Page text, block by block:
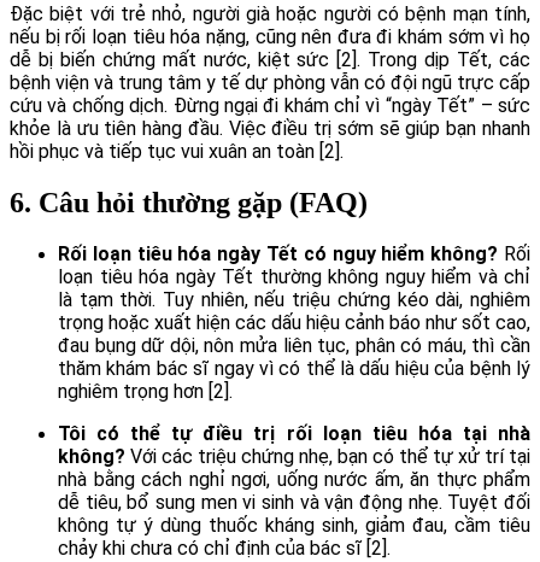
Đặc biệt với trẻ nhỏ, người già hoặc người có bệnh mạn tính,
nếu bị rối loạn tiêu hóa nặng, cũng nên đưa đi khám sớm vì họ
dễ bị biến chứng mất nước, kiệt sức [2]. Trong dịp Tết, các
bệnh viện và trung tâm y tế dự phòng vẫn có đội ngũ trực cấp
cứu và chống dịch. Đừng ngại đi khám chỉ vì “ngày Tết” – sức
khỏe là ưu tiên hàng đầu. Việc điều trị sớm sẽ giúp bạn nhanh
hồi phục và tiếp tục vui xuân an toàn [2].
6. Câu hỏi thường gặp (FAQ)
Rối loạn tiêu hóa ngày Tết có nguy hiểm không? Rối
loạn tiêu hóa ngày Tết thường không nguy hiểm và chỉ
là tạm thời. Tuy nhiên, nếu triệu chứng kéo dài, nghiêm
trọng hoặc xuất hiện các dấu hiệu cảnh báo như sốt cao,
đau bụng dữ dội, nôn mửa liên tục, phân có máu, thì cần
thăm khám bác sĩ ngay vì có thể là dấu hiệu của bệnh lý
nghiêm trọng hơn [2].
Tôi có thể tự điều trị rối loạn tiêu hóa tại nhà
không? Với các triệu chứng nhẹ, bạn có thể tự xử trí tại
nhà bằng cách nghỉ ngơi, uống nước ấm, ăn thực phẩm
dễ tiêu, bổ sung men vi sinh và vận động nhẹ. Tuyệt đối
không tự ý dùng thuốc kháng sinh, giảm đau, cầm tiêu
chảy khi chưa có chỉ định của bác sĩ [2].